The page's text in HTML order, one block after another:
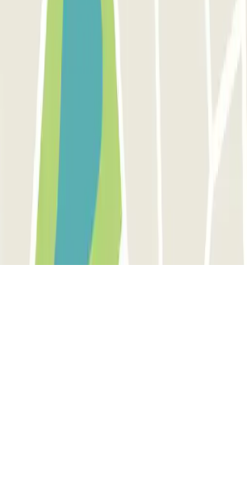
metodi di pagamento:
e di utilizzo
diritti riservati